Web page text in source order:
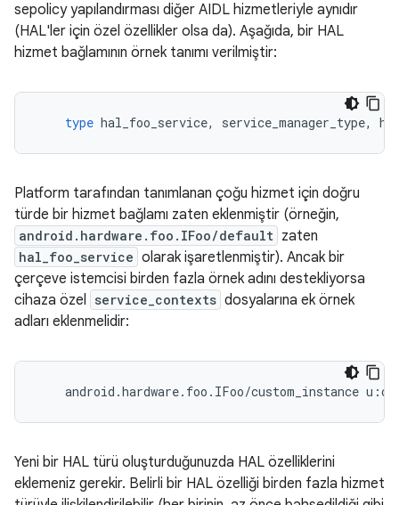
sepolicy yapılandırması diğer AIDL hizmetleriyle aynıdır
(HAL'ler için özel özellikler olsa da). Aşağıda, bir HAL
hizmet bağlamının örnek tanımı verilmiştir:
type hal_foo_service, service_manager_type,
Platform tarafından tanımlanan çoğu hizmet için doğru
türde bir hizmet bağlamı zaten eklenmiştir (örneğin,
android.hardware.foo.IFoo/default zaten
hal_foo_service olarak işaretlenmiştir). Ancak bir
çerçeve istemcisi birden fazla örnek adını destekliyorsa
cihaza özel service_contexts dosyalarına ek örnek
adları eklenmelidir:
Yeni bir HAL türü oluşturduğunuzda HAL özelliklerini
eklemeniz gerekir. Belirli bir HAL özelliği birden fazla hizmet